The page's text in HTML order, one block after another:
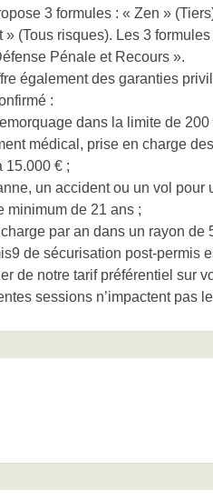
3 formules : « Zen »
» (Tous risques). Les 3
Pénale et Recours ».
également des garanties
:
dans la limite de 200
médical, prise en charge
15.000 € ;
un accident ou un vol pour
minimum de 21 ans ;
par an dans un rayon de
de sécurisation post-permis
de notre tarif préférentiel sur
sessions n’impactent pas